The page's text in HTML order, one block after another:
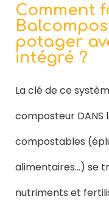
Comment
potager
intégré ?
La clé de ce
composteur DANS
compostables
alimentaires…) se
nutriments et